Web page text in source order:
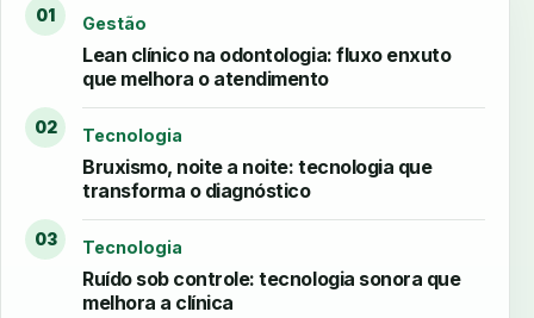
01 Gestão
Lean clínico na odontologia: fluxo enxuto
que melhora o atendimento
02 Tecnologia
Bruxismo, noite a noite: tecnologia que
transforma o diagnóstico
03 Tecnologia
Ruído sob controle: tecnologia sonora que
melhora a clínica